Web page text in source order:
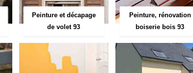
Peinture et décapage
de volet 93
Peinture, rénovation
boiserie bois 93